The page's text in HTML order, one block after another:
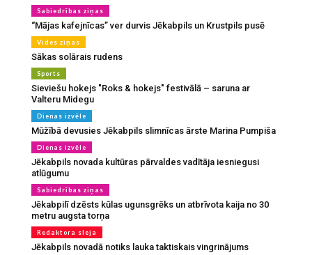
Sabiedrības ziņas
“Mājas kafejnīcas” ver durvis Jēkabpils un Krustpils pusē
Vides ziņas
Sākas solārais rudens
Sports
Sieviešu hokejs "Roks & hokejs" festivālā – saruna ar
Valteru Midegu
Dienas izvēle
Mūžībā devusies Jēkabpils slimnīcas ārste Marina Pumpiša
Dienas izvēle
Jēkabpils novada kultūras pārvaldes vadītāja iesniegusi
atlūgumu
Sabiedrības ziņas
Jēkabpilī dzēsts kūlas ugunsgrēks un atbrīvota kaija no 30
metru augsta torņa
Redaktora sleja
Jēkabpils novadā notiks lauka taktiskais vingrinājums